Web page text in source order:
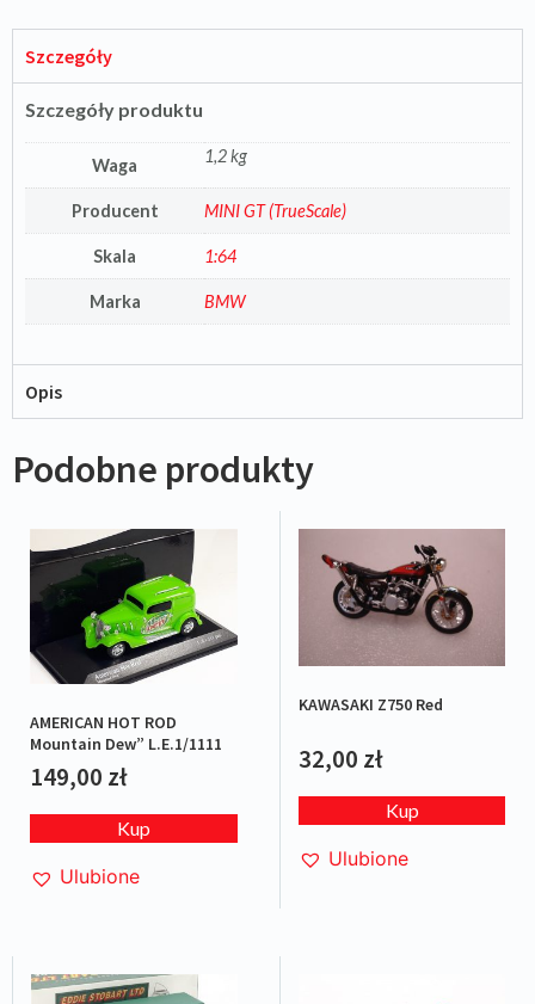
Szczegóły
Szczegóły produktu
Waga 1,2 kg
Producent MINI GT (TrueScale)
Skala 1:64
Marka BMW
Opis
Podobne produkty
AMERICAN HOT ROD
Mountain Dew” L.E.1/1111
149,00 zł
Kup
Ulubione
KAWASAKI Z750 Red
32,00 zł
Kup
Ulubione